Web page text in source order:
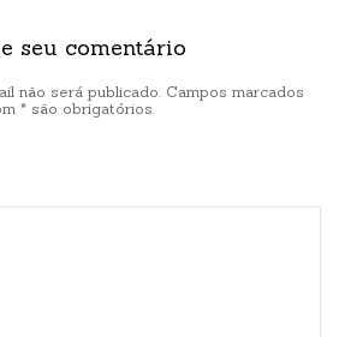
seu comentário
não será publicado. Campos marcados
* são obrigatórios.